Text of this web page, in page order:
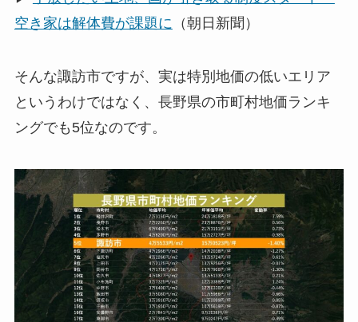
空き家は解体費が課題に （朝日新聞）
そんな諏訪市ですが、実は特別地価の低いエリア
というわけではなく、長野県の市町村地価ランキ
ングでも5位なのです。